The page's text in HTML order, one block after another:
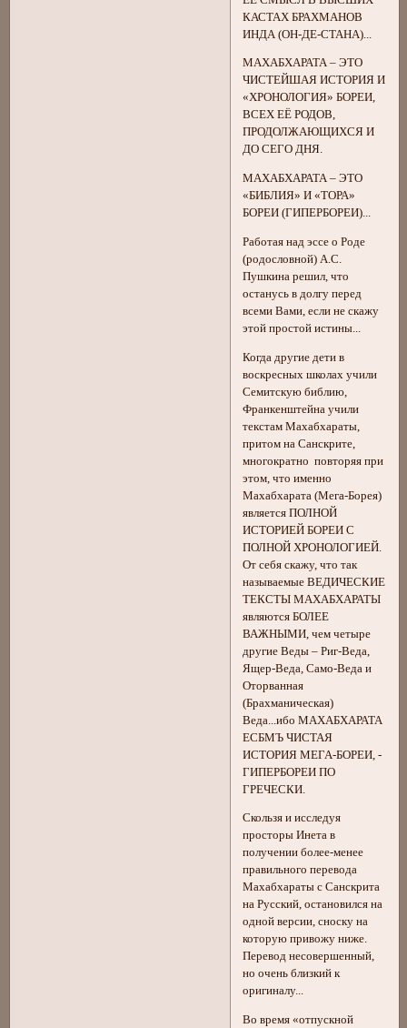
КАСТАХ БРАХМАНОВ
ИНДА (ОН-ДЕ-СТАНА)...
МАХАБХАРАТА – ЭТО
ЧИСТЕЙШАЯ ИСТОРИЯ И
«ХРОНОЛОГИЯ» БОРЕИ,
ВСЕХ ЕЁ РОДОВ,
ПРОДОЛЖАЮЩИХСЯ И
ДО СЕГО ДНЯ.
МАХАБХАРАТА – ЭТО
«БИБЛИЯ» И «ТОРА»
БОРЕИ (ГИПЕРБОРЕИ)...
Работая над эссе о Роде
(родословной) А.С.
Пушкина решил, что
останусь в долгу перед
всеми Вами, если не скажу
этой простой истины...
Когда другие дети в
воскресных школах учили
Семитскую библию,
Франкенштейна учили
текстам Махабхараты,
притом на Санскрите,
многократно повторяя при
этом, что именно
Махабхарата (Мега-Борея)
является ПОЛНОЙ
ИСТОРИЕЙ БОРЕИ С
ПОЛНОЙ ХРОНОЛОГИЕЙ.
От себя скажу, что так
называемые ВЕДИЧЕСКИЕ
ТЕКСТЫ МАХАБХАРАТЫ
являются БОЛЕЕ
ВАЖНЫМИ, чем четыре
другие Веды – Риг-Веда,
Ящер-Веда, Само-Веда и
Оторванная
(Брахманическая)
Веда...ибо МАХАБХАРАТА
ЕСБМЪ ЧИСТАЯ
ИСТОРИЯ МЕГА-БОРЕИ, -
ГИПЕРБОРЕИ ПО
ГРЕЧЕСКИ.
Скользя и исследуя
просторы Инета в
получении более-менее
правильного перевода
Махабхараты с Санскрита
на Русский, остановился на
одной версии, сноску на
которую привожу ниже.
Перевод несовершенный,
но очень близкий к
оригиналу...
Во время «отпускной